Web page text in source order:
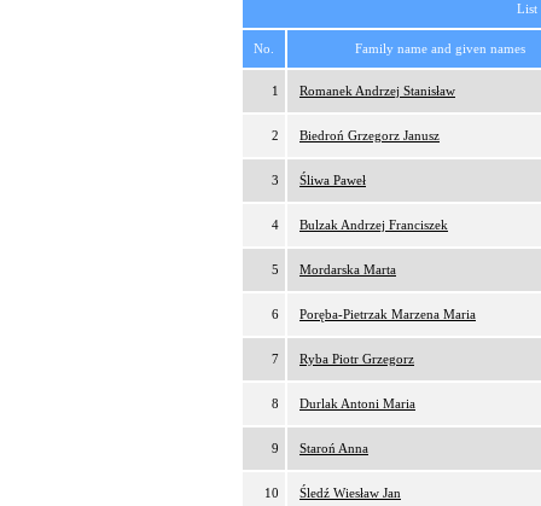
List
No. Family name and given names
1 Romanek Andrzej Stanisław
2 Biedroń Grzegorz Janusz
3 Śliwa Paweł
4 Bulzak Andrzej Franciszek
5 Mordarska Marta
6 Poręba-Pietrzak Marzena Maria
7 Ryba Piotr Grzegorz
8 Durlak Antoni Maria
9 Staroń Anna
10 Śledź Wiesław Jan